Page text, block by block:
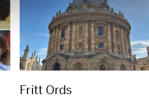
Fritt Ords